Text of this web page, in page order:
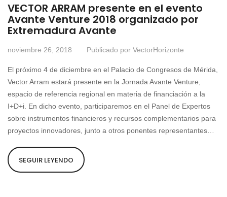
VECTOR ARRAM presente en el evento
Avante Venture 2018 organizado por
Extremadura Avante
noviembre 26, 2018 Publicado por VectorHorizonte
El próximo 4 de diciembre en el Palacio de Congresos de Mérida,
Vector Arram estará presente en la Jornada Avante Venture,
espacio de referencia regional en materia de financiación a la
I+D+i. En dicho evento, participaremos en el Panel de Expertos
sobre instrumentos financieros y recursos complementarios para
proyectos innovadores, junto a otros ponentes representantes…
SEGUIR LEYENDO